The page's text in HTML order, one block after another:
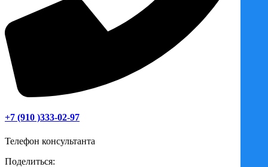
+7 (910 )333-02-97
Телефон консультанта
Поделиться: